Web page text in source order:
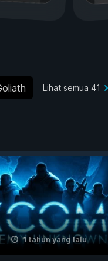
Lihat semua 41
1 tahun yang lalu